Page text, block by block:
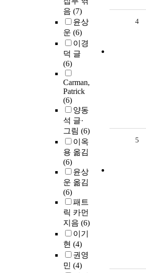
음 (7)
윤상
운 (6)
이경
덕 글
(6)
Carman,
Patrick
(6)
양동
석 글·
그림 (6)
이옥
용 옮김
(6)
윤상
운 옮김
(6)
패트
릭 카먼
지음 (6)
이기
현 (4)
권영
민 (4)
4
5